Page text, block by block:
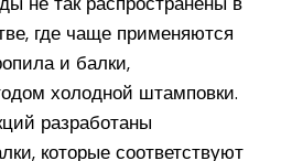
где чаще применяются
и балки,
холодной штамповки.
разработаны
которые соответствуют